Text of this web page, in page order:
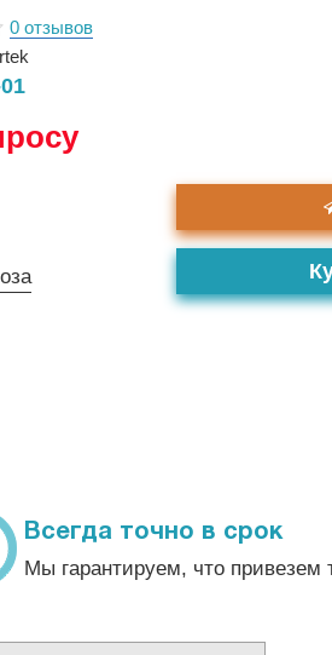
0 отзывов
Всегда точно в срок
Мы гарантируем, что привезем